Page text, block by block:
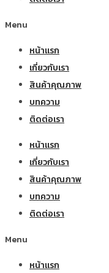
Menu
หน้าแรก
เกี่ยวกับเรา
สินค้าคุณภาพ
บทความ
ติดต่อเรา
หน้าแรก
เกี่ยวกับเรา
สินค้าคุณภาพ
บทความ
ติดต่อเรา
Menu
หน้าแรก